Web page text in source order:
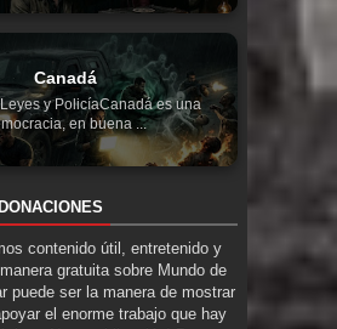
Canadá
y PolicíaCanadá es una
en buena ...
contenido útil, entretenido y
gratuita sobre Mundo de
puede ser la manera de mostrar
el enorme trabajo que hay